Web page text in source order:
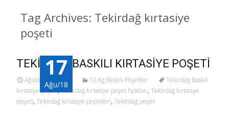
Tag Archives: Tekirdağ kırtasiye
poşeti
17
Ağu/18
TEKİRDAĞ BASKILI KIRTASİYE POŞETİ
Ağustos 17, 2018 10 Kg Baskılı Poşetler
Tekirdağ baskılı
kırtasiye poşeti,Tekirdağ kırtasiye poşet fiyatları, Tekirdağ kırtasiye
poşeti, Tekirdağ kırtasiye poşetleri, Tekirdağ poşet